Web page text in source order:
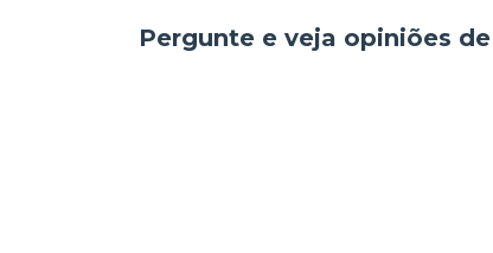
Pergunte e veja opiniões